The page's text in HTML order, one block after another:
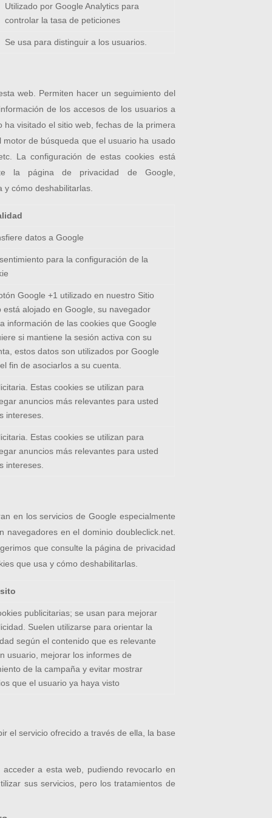
Utilizado por Google Analytics para
controlar la tasa de peticiones
Se usa para distinguir a los usuarios.
web. Permiten hacer un seguimiento del
de los accesos de los usuarios a
visitado el sitio web, fechas de la primera
de búsqueda que el usuario ha usado
La configuración de estas cookies está
la página de privacidad de Google,
cómo deshabilitarlas.
datos a Google
para la configuración de la
Google +1 utilizado en nuestro Sitio
está alojado en Google, su navegador
información de las cookies que Google
si mantiene la sesión activa con su
estos datos son utilizados por Google
fin de asociarlos a su cuenta.
Estas cookies se utilizan para
anuncios más relevantes para usted
intereses.
Estas cookies se utilizan para
anuncios más relevantes para usted
intereses.
en los servicios de Google especialmente
en el dominio doubleclick.net.
que consulte la página de privacidad
que usa y cómo deshabilitarlas.
publicitarias; se usan para mejorar
Suelen utilizarse para orientar la
según el contenido que es relevante
usuario, mejorar los informes de
de la campaña y evitar mostrar
que el usuario ya haya visto
el servicio ofrecido a través de ella, la base
a esta web, pudiendo revocarlo en
sus servicios, pero los tratamientos de